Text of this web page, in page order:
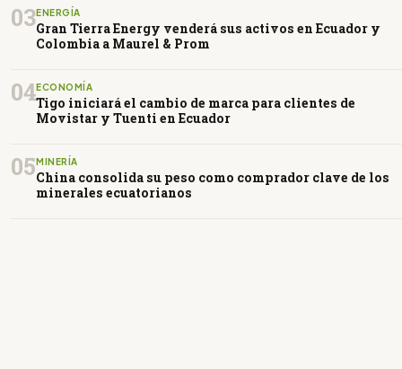
03ENERGÍA
Gran Tierra Energy venderá sus activos en Ecuador y
Colombia a Maurel & Prom
04ECONOMÍA
Tigo iniciará el cambio de marca para clientes de
Movistar y Tuenti en Ecuador
05MINERÍA
China consolida su peso como comprador clave de los
minerales ecuatorianos